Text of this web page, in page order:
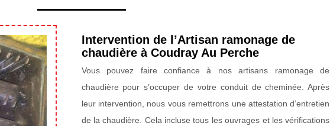
Intervention de l’Artisan ramonage de
chaudière à Coudray Au Perche
Vous pouvez faire confiance à nos artisans ramonage de
chaudière pour s’occuper de votre conduit de cheminée. Après
leur intervention, nous vous remettrons une attestation d’entretien
de la chaudière. Cela incluse tous les ouvrages et les vérifications